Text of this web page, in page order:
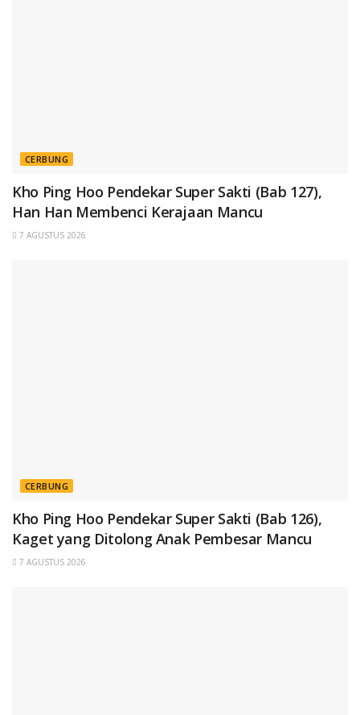
CERBUNG
Kho Ping Hoo Pendekar Super Sakti (Bab 127),
Han Han Membenci Kerajaan Mancu
7 AGUSTUS 2026
CERBUNG
Kho Ping Hoo Pendekar Super Sakti (Bab 126),
Kaget yang Ditolong Anak Pembesar Mancu
7 AGUSTUS 2026